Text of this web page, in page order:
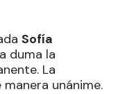
Sofía
duma la
La
unánime.